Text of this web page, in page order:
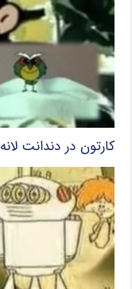
کارتون در دندانت